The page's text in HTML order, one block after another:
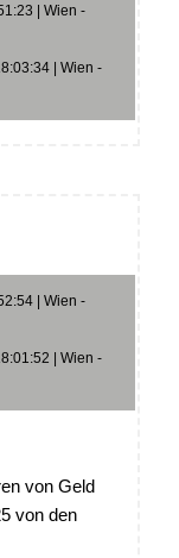
| Wien -
| Wien -
| Wien -
| Wien -
von Geld
von den